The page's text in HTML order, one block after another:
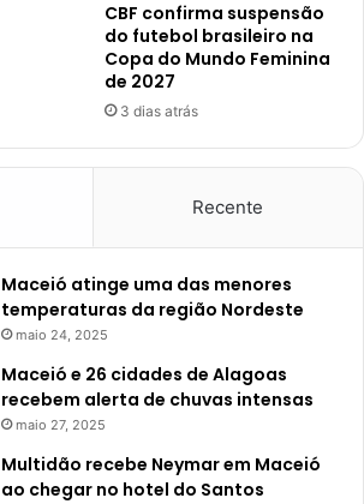
CBF confirma suspensão
do futebol brasileiro na
Copa do Mundo Feminina
de 2027
3 dias atrás
Recente
Maceió atinge uma das menores
temperaturas da região Nordeste
maio 24, 2025
Maceió e 26 cidades de Alagoas
recebem alerta de chuvas intensas
maio 27, 2025
Multidão recebe Neymar em Maceió
ao chegar no hotel do Santos